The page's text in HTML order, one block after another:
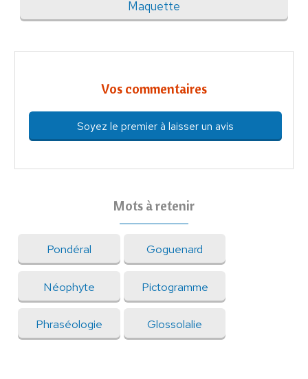
Maquette
Vos commentaires
Soyez le premier à laisser un avis
Mots à retenir
Pondéral Goguenard
Néophyte Pictogramme
Phraséologie Glossolalie